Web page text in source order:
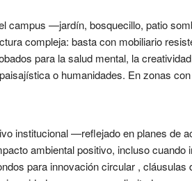
campus —jardín, bosquecillo, patio
compleja: basta con mobiliario
para la salud mental, la
o humanidades. En zonas
institucional —reflejado en planes de
ambiental positivo, incluso cuando
para innovación circular , cláusulas